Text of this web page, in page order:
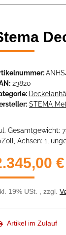
23820
STEMA
Gesamtgewicht:
Achsen: 1,
€
19% USt. , zzgl.
Artikel im Zulauf